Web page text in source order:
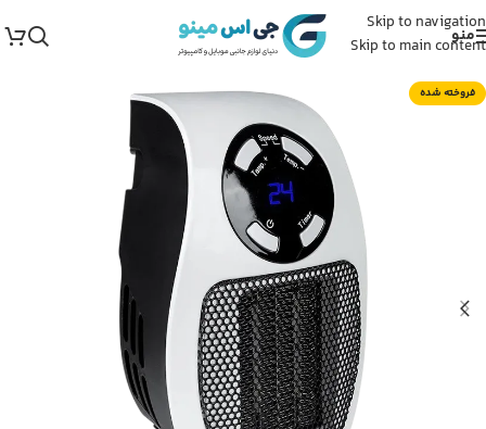
Skip to navigation
Skip to main content
منو
فروخته شده